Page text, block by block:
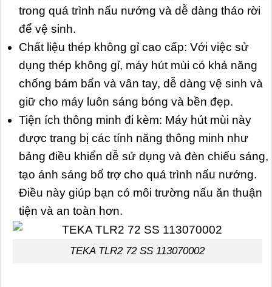
trong quá trình nấu nướng và dễ dàng tháo rời
để vệ sinh.
Chất liệu thép không gỉ cao cấp: Với việc sử
dụng thép không gỉ, máy hút mùi có khả năng
chống bám bẩn và vân tay, dễ dàng vệ sinh và
giữ cho máy luôn sáng bóng và bền đẹp.
Tiện ích thông minh đi kèm: Máy hút mùi này
được trang bị các tính năng thông minh như
bảng điều khiển dễ sử dụng và đèn chiếu sáng,
tạo ánh sáng bổ trợ cho quá trình nấu nướng.
Điều này giúp bạn có môi trường nấu ăn thuận
tiện và an toàn hơn.
TEKA TLR2 72 SS 113070002